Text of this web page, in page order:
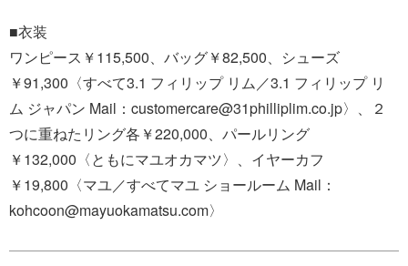
■衣装
ワンピース￥115,500、バッグ￥82,500、シューズ
￥91,300〈すべて3.1 フィリップ リム／3.1 フィリップ リ
ム ジャパン Mail：customercare@31philliplim.co.jp〉、２
つに重ねたリング各￥220,000、パールリング
￥132,000〈ともにマユオカマツ〉、イヤーカフ
￥19,800〈マユ／すべてマユ ショールーム Mail：
kohcoon@mayuokamatsu.com〉